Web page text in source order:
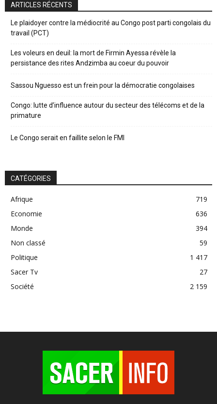
ARTICLES RÉCENTS
Le plaidoyer contre la médiocrité au Congo post parti congolais du
travail (PCT)
Les voleurs en deuil: la mort de Firmin Ayessa révèle la
persistance des rites Andzimba au coeur du pouvoir
Sassou Nguesso est un frein pour la démocratie congolaises
Congo: lutte d’influence autour du secteur des télécoms et de la
primature
Le Congo serait en faillite selon le FMI
CATÉGORIES
Afrique
719
Economie
636
Monde
394
Non classé
59
Politique
1 417
Sacer Tv
27
Société
2 159